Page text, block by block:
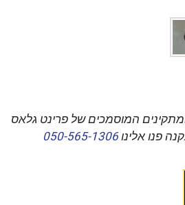
המוסמכים של פרינט גלאס
פנו אלינו050-565-1306